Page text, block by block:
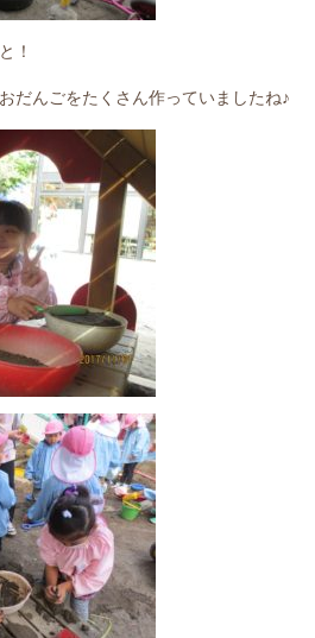
！
だんごをたくさん作っていましたね♪